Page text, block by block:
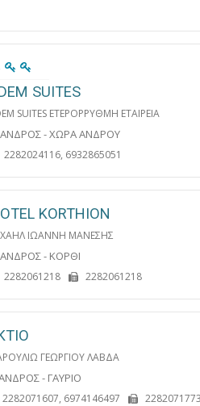
SUITES
SUITES ΕΤΕΡΟΡΡΥΘΜΗ ΕΤΑΙΡΕΙΑ
ΑΝΔΡΟΣ - ΧΩΡΑ ΑΝΔΡΟΥ
2282024116, 6932865051
KORTHION
ΙΩΑΝΝΗ ΜΑΝΕΣΗΣ
ΑΝΔΡΟΣ - ΚΟΡΘΙ
2282061218 2282061218
ΓΕΩΡΓΙΟΥ ΛΑΒΔΑ
- ΓΑΥΡΙΟ
2282071607, 6974146497 2282071773